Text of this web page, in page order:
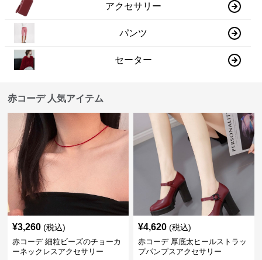
アクセサリー
パンツ
セーター
赤コーデ 人気アイテム
¥3,260 (税込)
赤コーデ 細粒ビーズのチョーカ
ーネックレスアクセサリー
¥4,620 (税込)
赤コーデ 厚底太ヒールストラッ
プパンプスアクセサリー